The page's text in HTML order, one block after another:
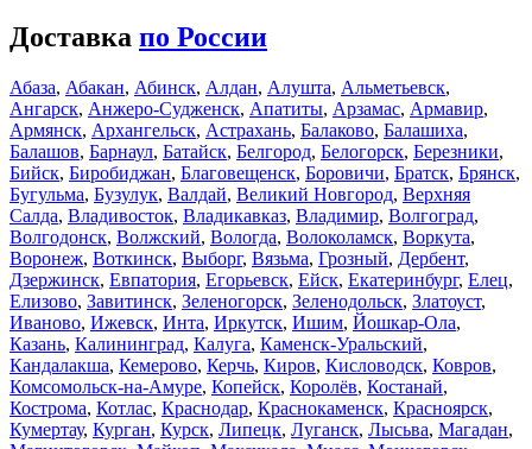
Доставка по России
Абаза, Абакан, Абинск, Алдан, Алушта, Альметьевск,
Ангарск, Анжеро-Судженск, Апатиты, Арзамас, Армавир,
Армянск, Архангельск, Астрахань, Балаково, Балашиха,
Балашов, Барнаул, Батайск, Белгород, Белогорск, Березники,
Бийск, Биробиджан, Благовещенск, Боровичи, Братск, Брянск,
Бугульма, Бузулук, Валдай, Великий Новгород, Верхняя
Салда, Владивосток, Владикавказ, Владимир, Волгоград,
Волгодонск, Волжский, Вологда, Волоколамск, Воркута,
Воронеж, Воткинск, Выборг, Вязьма, Грозный, Дербент,
Дзержинск, Евпатория, Егорьевск, Ейск, Екатеринбург, Елец,
Елизово, Завитинск, Зеленогорск, Зеленодольск, Златоуст,
Иваново, Ижевск, Инта, Иркутск, Ишим, Йошкар-Ола,
Казань, Калининград, Калуга, Каменск-Уральский,
Кандалакша, Кемерово, Керчь, Киров, Кисловодск, Ковров,
Комсомольск-на-Амуре, Копейск, Королёв, Костанай,
Кострома, Котлас, Краснодар, Краснокаменск, Красноярск,
Кумертау, Курган, Курск, Липецк, Луганск, Лысьва, Магадан,